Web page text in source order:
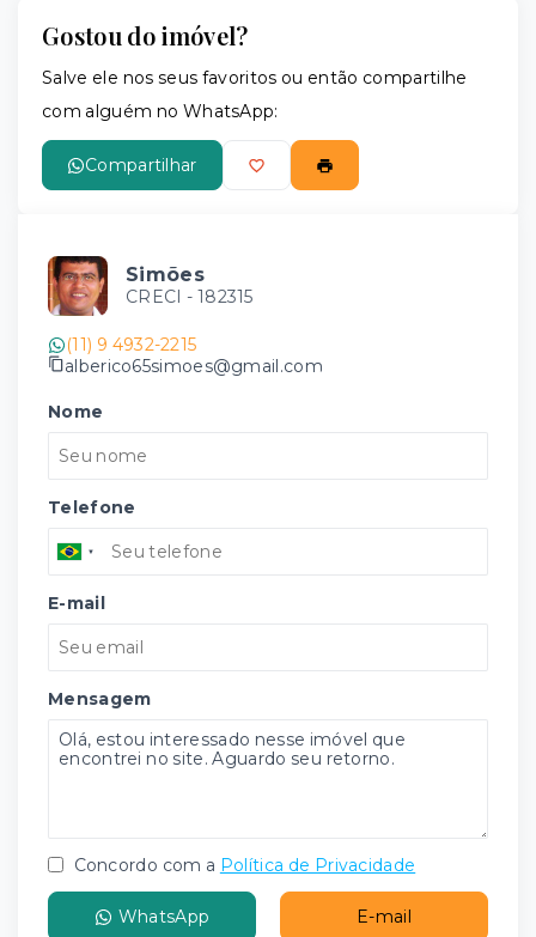
Gostou do imóvel?
Salve ele nos seus favoritos ou então compartilhe
com alguém no WhatsApp:
Compartilhar
Simões
CRECI - 182315
(11) 9 4932-2215
alberico65simoes@gmail.com
Nome
Telefone
E-mail
Mensagem
Concordo com a Política de Privacidade
WhatsApp E-mail